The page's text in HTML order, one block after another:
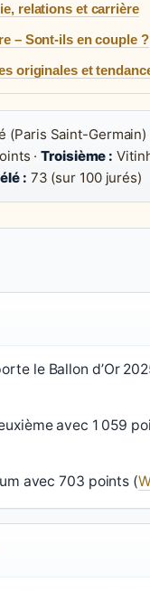
relations et carrière
– Sont-ils en couple ?
originales et
(Paris Saint-
·Troisième :
: 73 (sur 100 jurés)
le Ballon d’Or
avec 1 059
avec 703 points (